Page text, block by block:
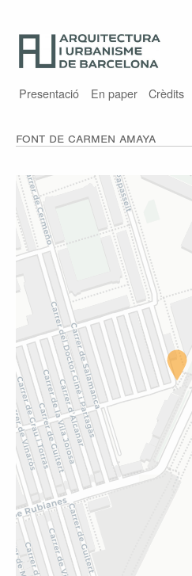
Presentació En paper Crèdits
Font de Carmen Amaya